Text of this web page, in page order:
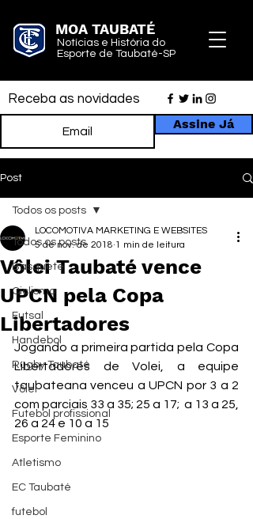
MOA TAUBATÉ
Notícias e História do
Esporte de Taubaté-SP
Receba as novidades
Assine Já
Post
Todos os posts
Basquete
Ciclismo
Futsal
Handebol
Rugby Taubaté
Vôlei
Futebol profissional
Esporte Feminino
Atletismo
EC Taubaté
futebol
Todos os posts
Vôlei Taubaté vence
UPCN pela Copa
Libertadores
LOCOMOTIVA MARKETING E WEBSITES
5 de nov. de 2018 1 min de leitura
Jogando a primeira partida pela Copa
Libertadores de Volei, a equipe
taubateana venceu a UPCN por 3 a 2
com parciais 33 a 35; 25 a 17;  a 13 a 25,
26 a 24 e 10 a 15